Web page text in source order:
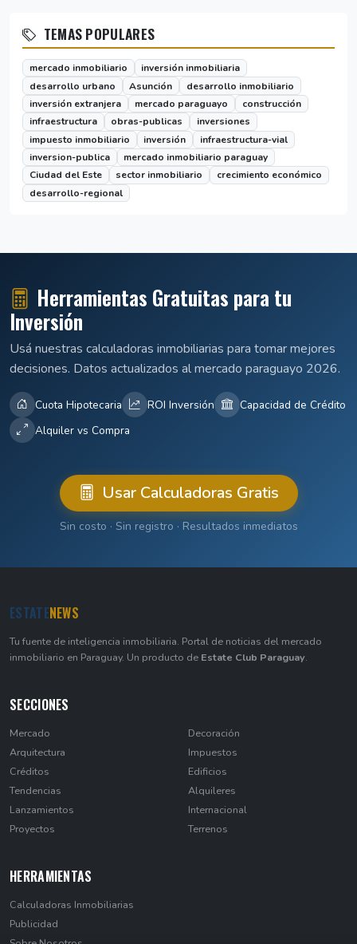
TEMAS POPULARES
mercado inmobiliario
inversión inmobiliaria
desarrollo urbano
Asunción
desarrollo inmobiliario
inversión extranjera
mercado paraguayo
construcción
infraestructura
obras-publicas
inversiones
impuesto inmobiliario
inversión
infraestructura-vial
inversion-publica
mercado inmobiliario paraguay
Ciudad del Este
sector inmobiliario
crecimiento económico
desarrollo-regional
Herramientas Gratuitas para tu
Inversión
Usá nuestras calculadoras inmobiliarias para tomar mejores
decisiones. Datos actualizados al mercado paraguayo 2026.
Cuota Hipotecaria ROI Inversión
Capacidad de Crédito
Alquiler vs Compra
Usar Calculadoras Gratis
Sin costo · Sin registro · Resultados inmediatos
ESTATENEWS
Tu fuente de inteligencia inmobiliaria. Portal de noticias del mercado
inmobiliario en Paraguay. Un producto de Estate Club Paraguay.
SECCIONES
Mercado
Arquitectura
Créditos
Tendencias
Lanzamientos
Proyectos
Decoración
Impuestos
Edificios
Alquileres
Internacional
Terrenos
HERRAMIENTAS
Calculadoras Inmobiliarias
Publicidad